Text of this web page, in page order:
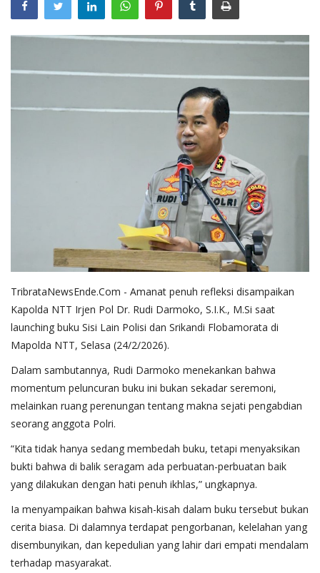
TribrataNewsEnde.Com - Amanat penuh refleksi disampaikan
Kapolda NTT Irjen Pol Dr. Rudi Darmoko, S.I.K., M.Si saat
launching buku Sisi Lain Polisi dan Srikandi Flobamorata di
Mapolda NTT, Selasa (24/2/2026).
Dalam sambutannya, Rudi Darmoko menekankan bahwa
momentum peluncuran buku ini bukan sekadar seremoni,
melainkan ruang perenungan tentang makna sejati pengabdian
seorang anggota Polri.
“Kita tidak hanya sedang membedah buku, tetapi menyaksikan
bukti bahwa di balik seragam ada perbuatan-perbuatan baik
yang dilakukan dengan hati penuh ikhlas,” ungkapnya.
Ia menyampaikan bahwa kisah-kisah dalam buku tersebut bukan
cerita biasa. Di dalamnya terdapat pengorbanan, kelelahan yang
disembunyikan, dan kepedulian yang lahir dari empati mendalam
terhadap masyarakat.